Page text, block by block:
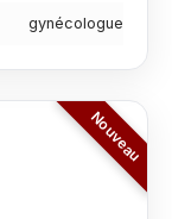
gynécologue